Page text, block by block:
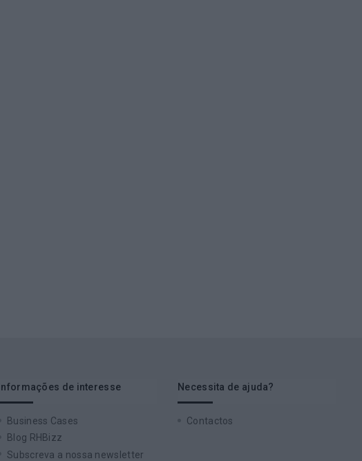
Informações de interesse
Business Cases
Blog RHBizz
Subscreva a nossa newsletter
Necessita de ajuda?
Contactos